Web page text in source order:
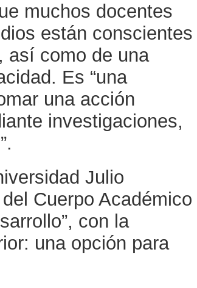
muchos docentes
están conscientes
así como de una
Es “una
una acción
investigaciones,
Julio
Cuerpo Académico
con la
una opción para